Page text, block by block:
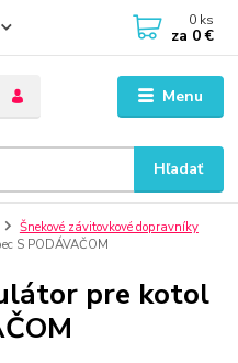
Menu
Hľadať
0 ks
za 0 €
Šnekové závitovkové dopravníky
S PODÁVAČOM
pre kotol